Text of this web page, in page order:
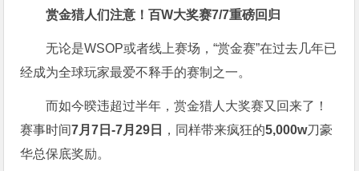
赏金猎人们注意！ 百W大奖赛7/7重磅回归
无论是WSOP或者线上赛场，“赏金赛”在过去几年已
经成为全球玩家最爱不释手的赛制之一。
而如今暌违超过半年，赏金猎人大奖赛又回来了！
赛事时间7月7日-7月29日 ，同样带来疯狂的5,000w刀豪
华总保底奖励。